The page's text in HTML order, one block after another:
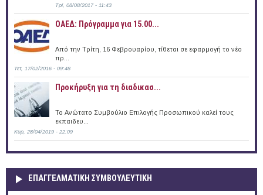
Τρί, 08/08/2017 - 11:43
ΟΑΕΔ: Πρόγραμμα για 15.00...
Από την Τρίτη, 16 Φεβρουαρίου, τίθεται σε εφαρμογή το νέο
πρ...
Τετ, 17/02/2016 - 09:48
Προκήρυξη για τη διαδικασ...
Το Ανώτατο Συμβούλιο Επιλογής Προσωπικού καλεί τους
εκπαιδευ...
Κυρ, 28/04/2019 - 22:09
ΕΠΑΓΓΕΛΜΑΤΙΚΉ ΣΥΜΒΟΥΛΕΥΤΙΚΉ